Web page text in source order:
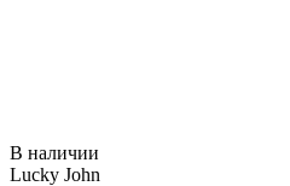
В наличии
Lucky John